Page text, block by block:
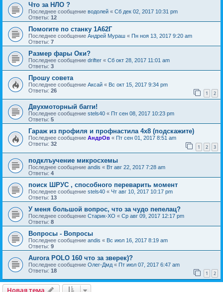
Что за НЛО ?
Последнее сообщение водолей « Сб дек 02, 2017 10:31 pm
Ответы: 12
Помогите по станку 1А62Г
Последнее сообщение Андрей Мураш « Пн ноя 13, 2017 9:20 am
Ответы: 7
Размер фары Оки?
Последнее сообщение drifter « Сб окт 28, 2017 11:01 am
Ответы: 3
Прошу совета
Последнее сообщение Аксай « Вс окт 15, 2017 9:34 pm
Ответы: 26 1 2
Двухмоторный багги!
Последнее сообщение stels40 « Пт сен 08, 2017 10:23 pm
Ответы: 5
Гараж из профиля и профнастила 4х8 (подскажите)
Последнее сообщение АндрОв « Пт сен 01, 2017 8:51 am
Ответы: 32 1 2 3
подклъучение микросхемы
Последнее сообщение andis « Вт авг 22, 2017 7:28 am
Ответы: 4
поиск ШРУС , способного переварить момент
Последнее сообщение stels40 « Чт авг 10, 2017 10:17 pm
Ответы: 13
У меня большой вопрос, что за чудо пепелац?
Последнее сообщение Старик-ХО « Ср авг 09, 2017 12:17 pm
Ответы: 8
Вопросы - Вопросы
Последнее сообщение andis « Вс июл 16, 2017 8:19 am
Ответы: 9
Aurora POLO 160 что за зверек)?
Последнее сообщение Олег-Дмд « Пт июл 07, 2017 6:47 am
Ответы: 18 1 2